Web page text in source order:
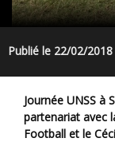
Publié le 22/02/2018
Journée UNSS à Saint-Paul ce mercredi 21 février 2018, en
partenariat avec
Football et le